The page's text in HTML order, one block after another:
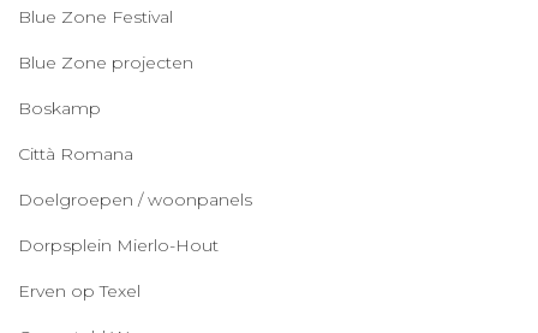
Blue Zone Festival
Blue Zone projecten
Boskamp
Città Romana
Doelgroepen / woonpanels
Dorpsplein Mierlo-Hout
Erven op Texel